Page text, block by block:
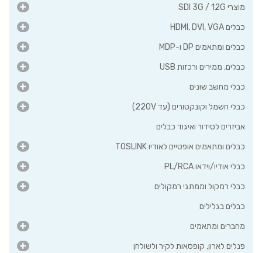
מוצרי SDI 3G / 12G
כבלים HDMI, DVI, VGA
כבלים ומתאמים DP ו-MDP
כבלים, ממירים ורכזות USB
כבלי מחשב שונים
כבלי חשמל וקונקטורים (עד 220V)
אביזרים לסידור ואיגוד כבלים
כבלים ומתאמים אופטיים לאודיו TOSLINK
כבלי אודיו/וידאו PL/RCA
כבלי רמקול וממתגי רמקולים
כבלים בגלילים
מחברים ומתאמים
פנלים לארון, קופסאות לקיר ולשולחן